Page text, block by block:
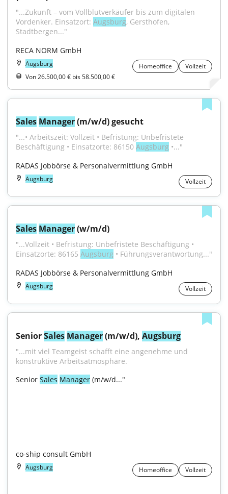
"...Zukunft – vom Vollblutverkäufer bis zum digitalen
Vordenker. Einsatzort: Augsburg, Gersthofen,
Stadtbergen..."
RECA NORM GmbH
Augsburg Homeoffice
Vollzeit
Von 26.500,00 € bis 58.500,00 €
Sales Manager (m/w/d) gesucht
"...• Arbeitszeit: Vollzeit • Befristung: Unbefristete
Beschäftigung • Einsatzorte: 86150 Augsburg •..."
RADAS Jobbörse & Personalvermittlung GmbH
Augsburg Vollzeit
Sales Manager (w/m/d)
"...Vollzeit • Befristung: Unbefristete Beschäftigung •
Einsatzorte: 86165 Augsburg • Führungsverantwortung..."
RADAS Jobbörse & Personalvermittlung GmbH
Augsburg Vollzeit
Senior Sales Manager (m/w/d), Augsburg
"...mit viel Teamgeist schafft eine angenehme und
konstruktive Arbeitsatmosphäre.
Senior Sales Manager (m/w/d..."
co-ship consult GmbH
Augsburg Homeoffice Vollzeit